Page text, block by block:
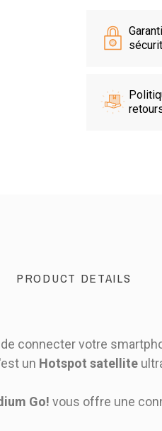
PRODUCT DETAILS
connecter votre
un Hotspot satellite
Go!vous offre une